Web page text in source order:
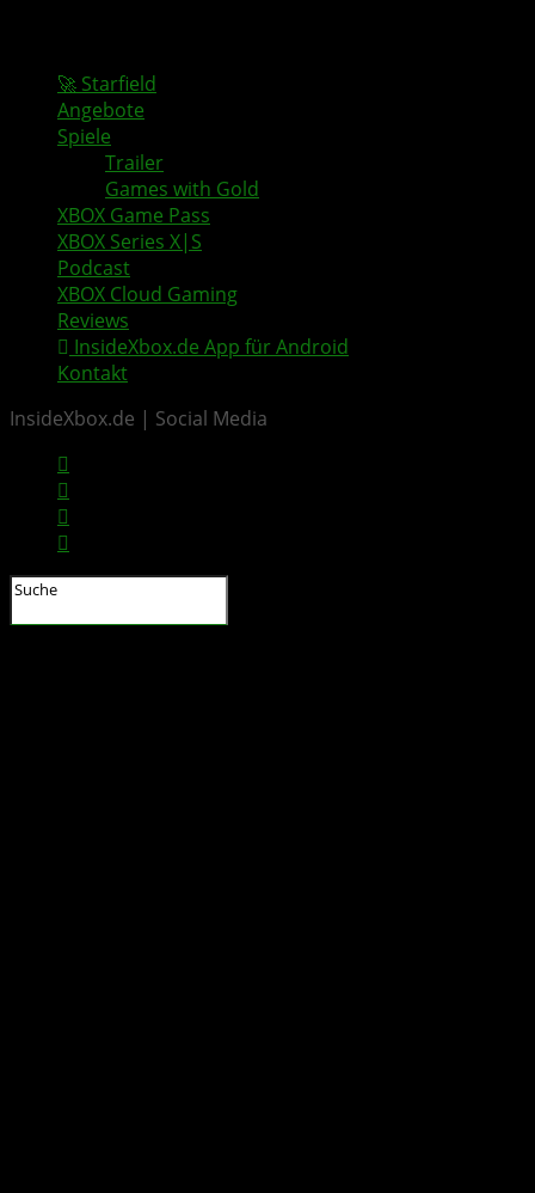
🚀 Starfield
Angebote
Spiele
Trailer
Games with Gold
XBOX Game Pass
XBOX Series X|S
Podcast
XBOX Cloud Gaming
Reviews
InsideXbox.de App für Android
Kontakt
InsideXbox.de | Social Media